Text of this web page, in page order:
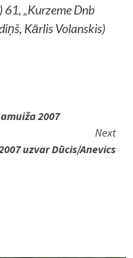
„Kurzeme Dnb
Kārlis Volanskis)
2007
Next
uzvar Dūcis/Anevics